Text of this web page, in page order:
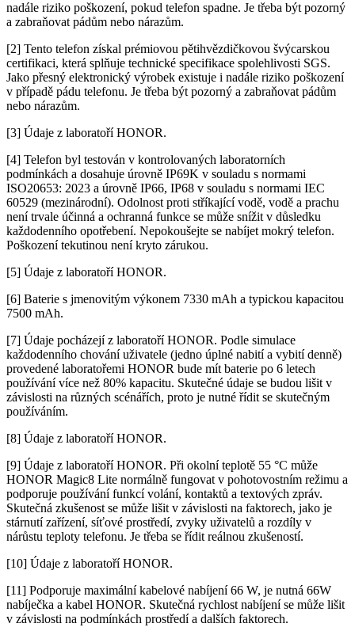
nadále riziko poškození, pokud telefon spadne. Je třeba být pozorný
a zabraňovat pádům nebo nárazům.
[2] Tento telefon získal prémiovou pětihvězdičkovou švýcarskou
certifikaci, která splňuje technické specifikace spolehlivosti SGS.
Jako přesný elektronický výrobek existuje i nadále riziko poškození
v případě pádu telefonu. Je třeba být pozorný a zabraňovat pádům
nebo nárazům.
[3] Údaje z laboratoří HONOR.
[4] Telefon byl testován v kontrolovaných laboratorních
podmínkách a dosahuje úrovně IP69K v souladu s normami
ISO20653: 2023 a úrovně IP66, IP68 v souladu s normami IEC
60529 (mezinárodní). Odolnost proti stříkající vodě, vodě a prachu
není trvale účinná a ochranná funkce se může snížit v důsledku
každodenního opotřebení. Nepokoušejte se nabíjet mokrý telefon.
Poškození tekutinou není kryto zárukou.
[5] Údaje z laboratoří HONOR.
[6] Baterie s jmenovitým výkonem 7330 mAh a typickou kapacitou
7500 mAh.
[7] Údaje pocházejí z laboratoří HONOR. Podle simulace
každodenního chování uživatele (jedno úplné nabití a vybití denně)
provedené laboratořemi HONOR bude mít baterie po 6 letech
používání více než 80% kapacitu. Skutečné údaje se budou lišit v
závislosti na různých scénářích, proto je nutné řídit se skutečným
používáním.
[8] Údaje z laboratoří HONOR.
[9] Údaje z laboratoří HONOR. Při okolní teplotě 55 °C může
HONOR Magic8 Lite normálně fungovat v pohotovostním režimu a
podporuje používání funkcí volání, kontaktů a textových zpráv.
Skutečná zkušenost se může lišit v závislosti na faktorech, jako je
stárnutí zařízení, síťové prostředí, zvyky uživatelů a rozdíly v
nárůstu teploty telefonu. Je třeba se řídit reálnou zkušeností.
[10] Údaje z laboratoří HONOR.
[11] Podporuje maximální kabelové nabíjení 66 W, je nutná 66W
nabíječka a kabel HONOR. Skutečná rychlost nabíjení se může lišit
v závislosti na podmínkách prostředí a dalších faktorech.